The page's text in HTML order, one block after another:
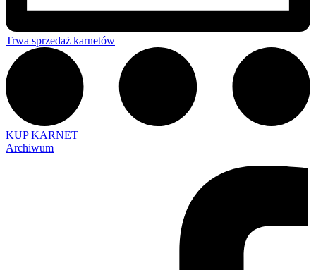
Trwa sprzedaż karnetów
KUP KARNET
Archiwum